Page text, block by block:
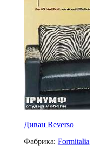
Диван Reverso
Фабрика: Formitalia